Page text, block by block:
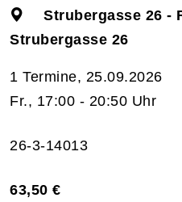
Strubergasse 26 -
Strubergasse 26
1 Termine, 25.09.2026
Fr., 17:00 - 20:50 Uhr
26-3-14013
63,50 €